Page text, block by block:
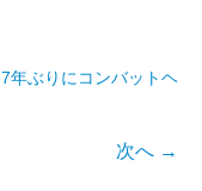
7年ぶりにコンバットヘ
次へ →